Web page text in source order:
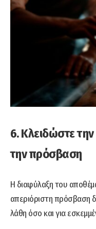
6. Κλειδώστε
την πρόσβαση
Η διαφύλαξη του
απεριόριστη πρόσβαση
λάθη όσο και για